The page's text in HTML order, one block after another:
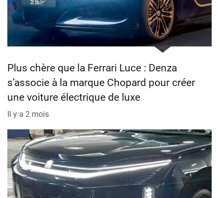
Plus chère que la Ferrari Luce : Denza
s’associe à la marque Chopard pour créer
une voiture électrique de luxe
Il y a 2 mois